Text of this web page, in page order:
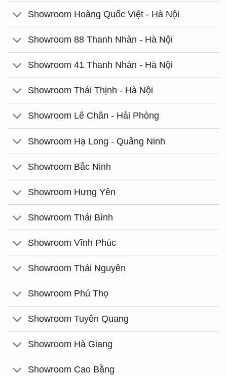
Showroom Hoàng Quốc Việt - Hà Nội
Showroom 88 Thanh Nhàn - Hà Nội
Showroom 41 Thanh Nhàn - Hà Nội
Showroom Thái Thịnh - Hà Nội
Showroom Lê Chân - Hải Phòng
Showroom Hạ Long - Quảng Ninh
Showroom Bắc Ninh
Showroom Hưng Yên
Showroom Thái Bình
Showroom Vĩnh Phúc
Showroom Thái Nguyên
Showroom Phú Thọ
Showroom Tuyên Quang
Showroom Hà Giang
Showroom Cao Bằng